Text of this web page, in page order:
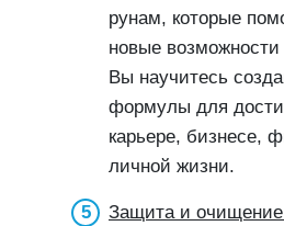
рунам, которые
новые возможности
Вы научитесь
формулы для
карьере, бизнесе,
личной жизни.
Защита и